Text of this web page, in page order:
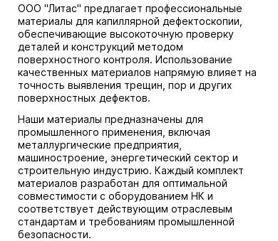
ООО "Литас" предлагает профессиональные
материалы для капиллярной дефектоскопии,
обеспечивающие высокоточную проверку
деталей и конструкций методом
поверхностного контроля. Использование
качественных материалов напрямую влияет на
точность выявления трещин, пор и других
поверхностных дефектов.
Наши материалы предназначены для
промышленного применения, включая
металлургические предприятия,
машиностроение, энергетический сектор и
строительную индустрию. Каждый комплект
материалов разработан для оптимальной
совместимости с оборудованием НК и
соответствует действующим отраслевым
стандартам и требованиям промышленной
безопасности.